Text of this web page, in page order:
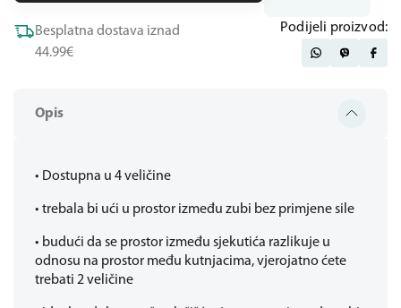
Opis
• Dostupna u 4 veličine
• trebala bi ući u prostor između zubi bez primjene sile
• budući da se prostor između sjekutića razlikuje u
odnosu na prostor među kutnjacima, vjerojatno ćete
trebati 2 veličine
Besplatna dostava iznad
44.99€
Podijeli proizvod: